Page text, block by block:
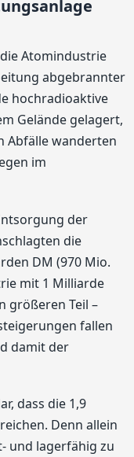
Atomindustrie
abgebrannter
hochradioaktive
Gelände gelagert,
Abfälle wanderten
im
der
die
DM (970 Mio.
mit 1 Milliarde
größeren Teil –
fallen
damit der
dass die 1,9
Denn allein
und lagerfähig zu